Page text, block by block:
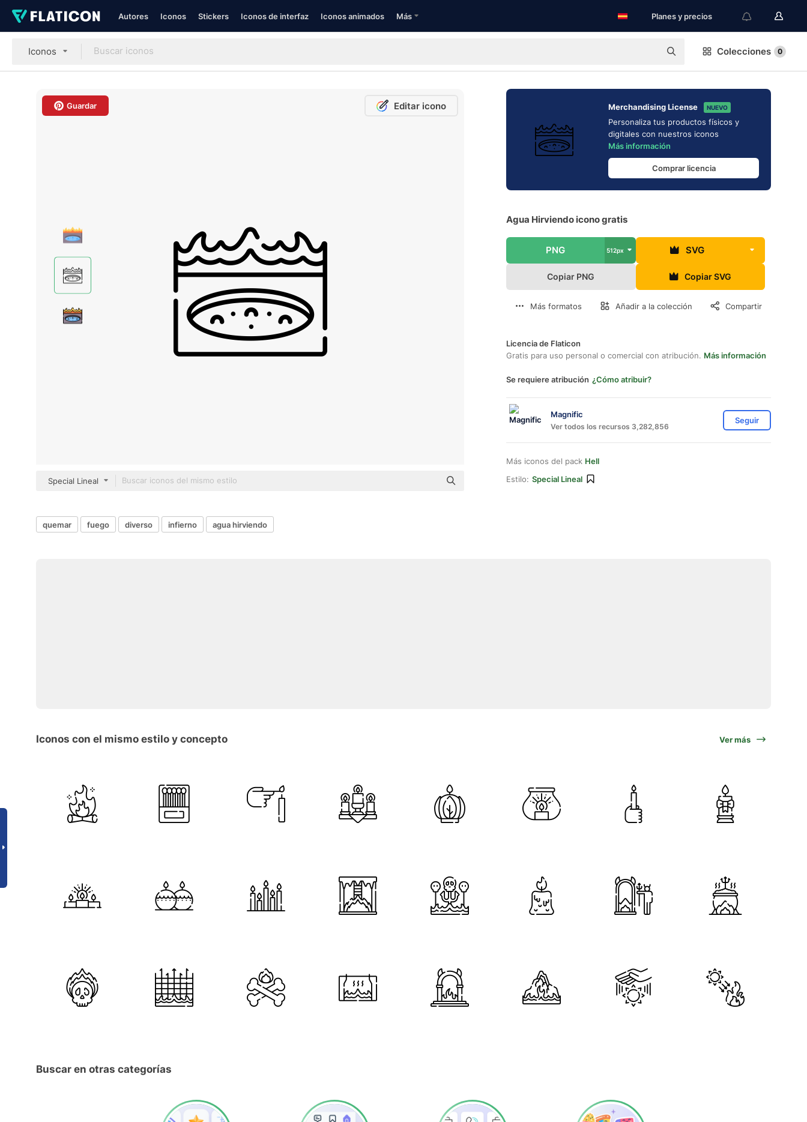
Autores Iconos Stickers Iconos de interfaz Iconos animados Más Planes y precios
Iconos Colecciones 0
Guardar Editar icono
Special Lineal
Merchandising License NUEVO
Personaliza tus productos físicos y
digitales con nuestros iconos
Más información
Comprar licencia
Agua Hirviendo icono gratis
PNG 512px SVG
Copiar PNG Copiar SVG
Más formatos Añadir a la colección Compartir
Licencia de Flaticon
Gratis para uso personal o comercial con atribución. Más información
Se requiere atribución ¿Cómo atribuir?
Magnific
Ver todos los recursos 3,282,856
Seguir
Más iconos del pack Hell
Estilo: Special Lineal
quemar fuego diverso infierno agua hirviendo
Iconos con el mismo estilo y concepto Ver más
Buscar en otras categorías